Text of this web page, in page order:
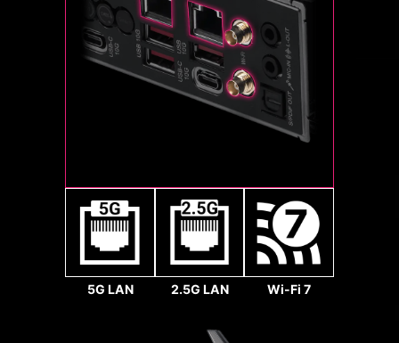
Sys Fan
Pump Fan
5G LAN 2.5G LAN Wi-Fi 7
128
Gbps
MSI 主機板透過最佳化的 PCIe 通道分
配設計，完整發揮 CPU 原生 PCIe 5.0
通道效能，使 PCIe Gen 5 x16 插槽與
運作，不需分流共享頻寬，有效避免頻